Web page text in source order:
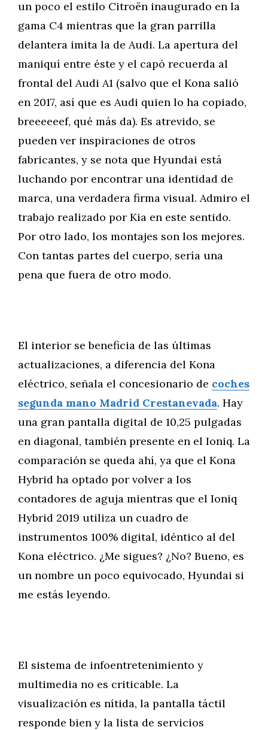
un poco el estilo Citroën inaugurado en la
gama C4 mientras que la gran parrilla
delantera imita la de Audi. La apertura del
maniquí entre éste y el capó recuerda al
frontal del Audi A1 (salvo que el Kona salió
en 2017, así que es Audi quien lo ha copiado,
breeeeeef, qué más da). Es atrevido, se
pueden ver inspiraciones de otros
fabricantes, y se nota que Hyundai está
luchando por encontrar una identidad de
marca, una verdadera firma visual. Admiro el
trabajo realizado por Kia en este sentido.
Por otro lado, los montajes son los mejores.
Con tantas partes del cuerpo, sería una
pena que fuera de otro modo.
El interior se beneficia de las últimas
actualizaciones, a diferencia del Kona
eléctrico, señala el concesionario de coches
segunda mano Madrid Crestanevada. Hay
una gran pantalla digital de 10,25 pulgadas
en diagonal, también presente en el Ioniq. La
comparación se queda ahí, ya que el Kona
Hybrid ha optado por volver a los
contadores de aguja mientras que el Ioniq
Hybrid 2019 utiliza un cuadro de
instrumentos 100% digital, idéntico al del
Kona eléctrico. ¿Me sigues? ¿No? Bueno, es
un nombre un poco equivocado, Hyundai si
me estás leyendo.
El sistema de infoentretenimiento y
multimedia no es criticable. La
visualización es nítida, la pantalla táctil
responde bien y la lista de servicios